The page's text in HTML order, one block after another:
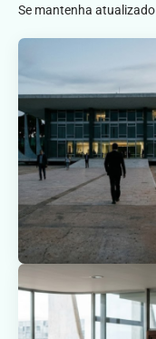
Se mantenha